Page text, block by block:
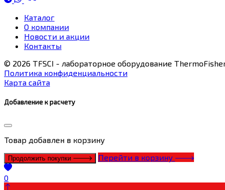
Каталог
О компании
Новости и акции
Контакты
© 2026 TFSCI - лабораторное оборудование
Политика конфиденциальности
Карта сайта
Добавление к расчету
Товар добавлен в корзину
Продолжить покупки Перейти в корзину
0